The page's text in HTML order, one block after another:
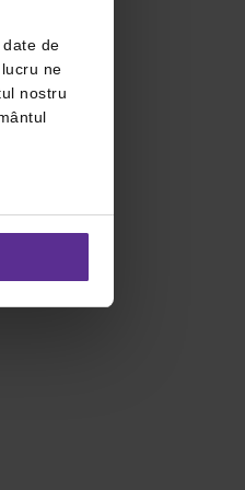
de
ne
nostru